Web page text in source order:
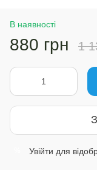
В наявності
880 грн 1
Увійти для